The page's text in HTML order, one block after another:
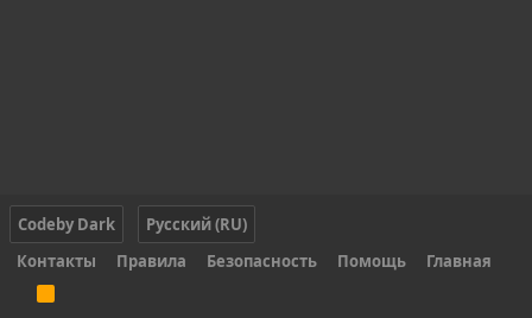
Codeby Dark
Русский (RU)
Контакты
Правила Безопасность Помощь Главная